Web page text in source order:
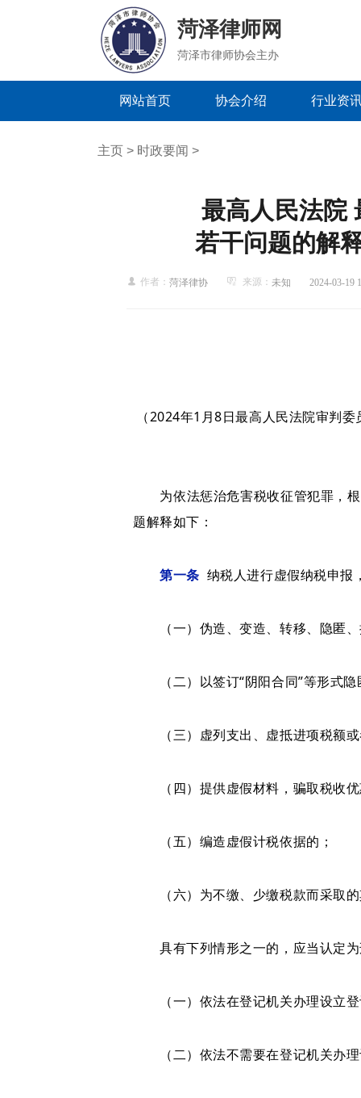
菏泽律师网
菏泽市律师协会主办
网站首页 协会介绍 行业资
主页 > 时政要闻 >
最高人民法院
若干问题的解
作者： 菏泽律协 来源： 未知 2024-03-19
（2024年1月8日最高人民法院审判
为依法惩治危害税收征管犯罪，根
题解释如下：
第一条 纳税人进行虚假纳税申报
（一）伪造、变造、转移、隐匿、
（二）以签订“阴阳合同”等形式隐
（三）虚列支出、虚抵进项税额或
（四）提供虚假材料，骗取税收优
（五）编造虚假计税依据的；
（六）为不缴、少缴税款而采取的
具有下列情形之一的，应当认定为
（一）依法在登记机关办理设立登
（二）依法不需要在登记机关办理